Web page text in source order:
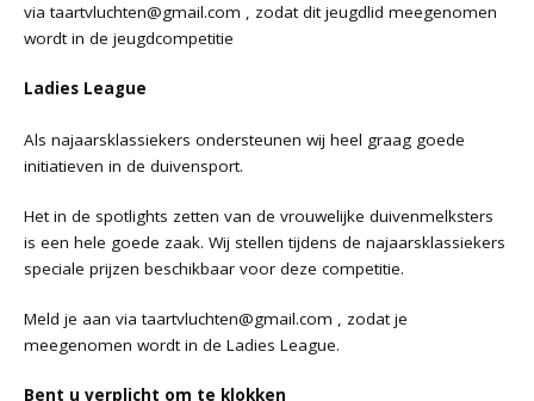
viataartvluchten@gmail.com , zodat dit jeugdlid meegenomen
wordt in de jeugdcompetitie
Ladies League
Als najaarsklassiekers ondersteunen wij heel graag goede
initiatieven in de duivensport.
Het in de spotlights zetten van de vrouwelijke duivenmelksters
is een hele goede zaak. Wij stellen tijdens de najaarsklassiekers
speciale prijzen beschikbaar voor deze competitie.
Meld je aan viataartvluchten@gmail.com , zodat je
meegenomen wordt in de Ladies League.
Bent u verplicht om te klokken